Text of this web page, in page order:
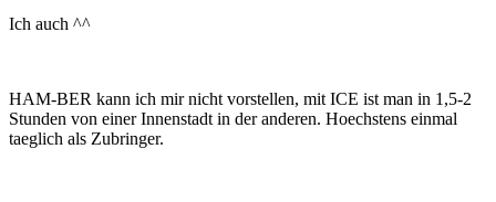
Ich auch ^^
HAM-BER kann ich mir nicht vorstellen, mit ICE ist man in 1,5-2
Stunden von einer Innenstadt in der anderen. Hoechstens einmal
taeglich als Zubringer.